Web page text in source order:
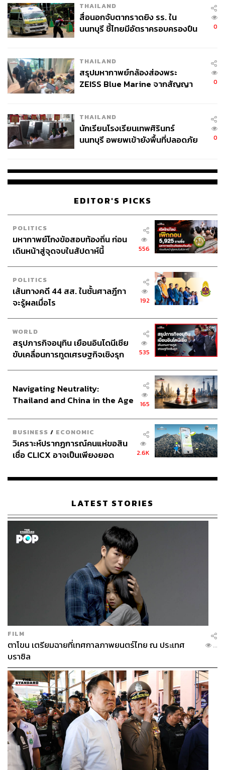
THAILAND
สื่อนอกจับตากราดยิง รร. ใน
นนทบุรี ชี้ไทยมีอัตราครอบครองปืน
0
THAILAND
สรุปมหากาพย์กล้องส่องพระ
ZEISS Blue Marine จากสัญญา
จ่ายหนี้-แอบระบุแบรนด์
0
THAILAND
นักเรียนโรงเรียนเทพศิรินทร์
นนทบุรี อพยพเข้ายังพื้นที่ปลอดภัย
0
EDITOR'S PICKS
POLITICS
มหากาพย์โกงข้อสอบท้องถิ่น ก่อน
เดินหน้าสู่จุดจบในสัปดาห์นี้
556
POLITICS
เส้นทางคดี 44 สส. ในชั้นศาลฎีกา
จะรู้ผลเมื่อไร
192
WORLD
สรุปภารกิจอนุทิน เยือนอินโดนีเซีย
ขับเคลื่อนการทูตเศรษฐกิจเชิงรุก
535
Navigating Neutrality:
Thailand and China in the Age
165
BUSINESS / ECONOMIC
วิเคราะห์ปรากฏการณ์คนแห่ขอสิน
เชื่อ CLICX อาจเป็นเพียงยอด
เรือนไทยที่ถูกซุกไว้
2.6K
LATEST STORIES
FILM
ตาโขน เตรียมฉายที่เทศกาลภาพยนตร์ไทย ณ ประเทศ
บราซิล
...